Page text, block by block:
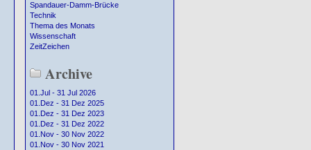
Spandauer-Damm-Brücke
Technik
Thema des Monats
Wissenschaft
ZeitZeichen
Archive
01.Jul - 31 Jul 2026
01.Dez - 31 Dez 2025
01.Dez - 31 Dez 2023
01.Dez - 31 Dez 2022
01.Nov - 30 Nov 2022
01.Nov - 30 Nov 2021